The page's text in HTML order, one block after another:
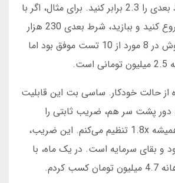
شکست، مبلغ شرط بعدی را 2.3 برابر کنید. برای مثال، اگر با
100 هزار تومان شروع کنید و ببازید، شرط بعدی 230 هزار
تومان باشد. این روش در 8 مورد از 10 تست موفق بود اما
از حالت خودکار. ساسی بت این قابلیت
دور پشت سر هم، ضریب ثابتی را
انتخاب کنید. من همیشه 1.8x تنظیم می‌کنم. این ضریب،
و بقای سرمایه است. در یک ماه، با
کردم.